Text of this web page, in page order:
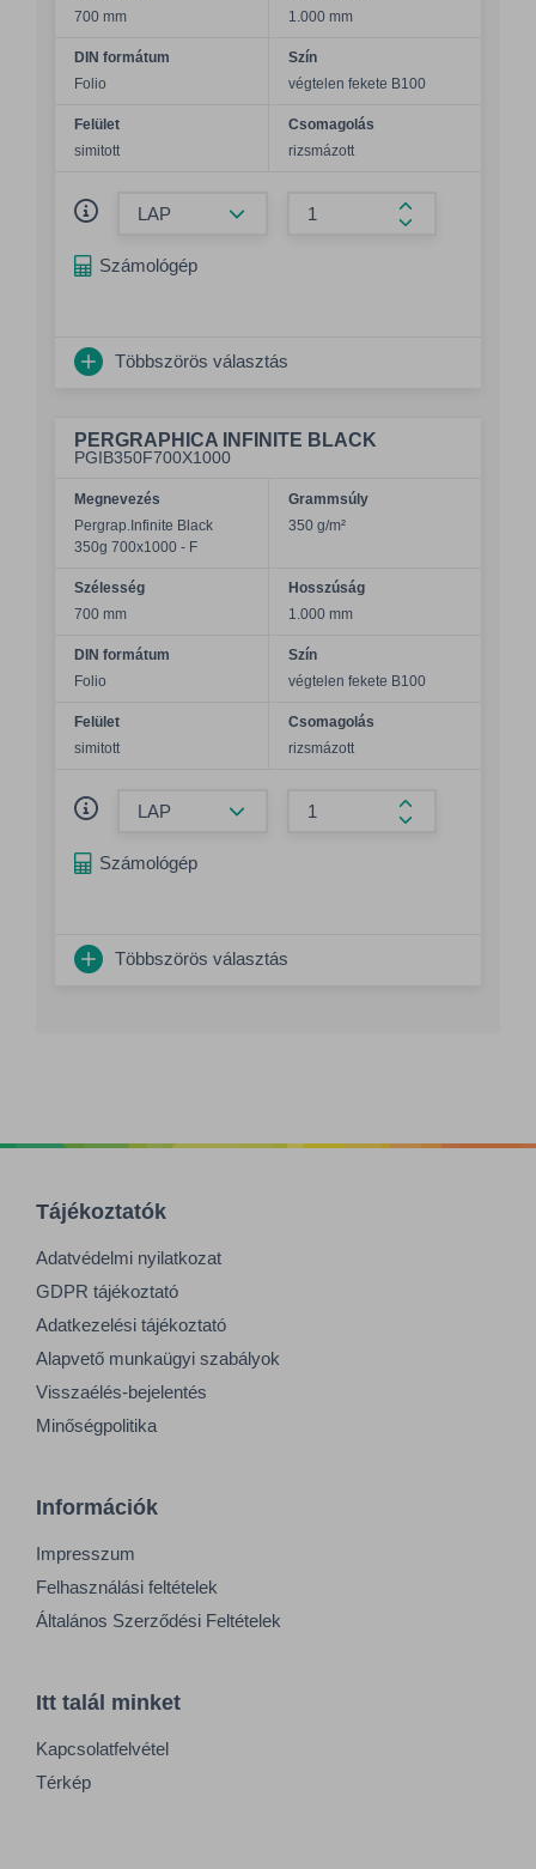
700 mm
1.000 mm
DIN formátum
Folio
Szín
végtelen fekete B100
Felület
simitott
Csomagolás
rizsmázott
Összeg
Számológép
Többszörös választás
PERGRAPHICA INFINITE BLACK
PGIB350F700X1000
Megnevezés
Pergrap.Infinite Black
350g 700x1000 - F
Grammsúly
350 g/m²
Szélesség
700 mm
Hosszúság
1.000 mm
DIN formátum
Folio
Szín
végtelen fekete B100
Felület
simitott
Csomagolás
rizsmázott
Összeg
Számológép
Többszörös választás
Tájékoztatók
Adatvédelmi nyilatkozat
GDPR tájékoztató
Adatkezelési tájékoztató
Alapvető munkaügyi szabályok
Visszaélés-bejelentés
Minőségpolitika
Információk
Impresszum
Felhasználási feltételek
Általános Szerződési Feltételek
Itt talál minket
Kapcsolatfelvétel
Térkép